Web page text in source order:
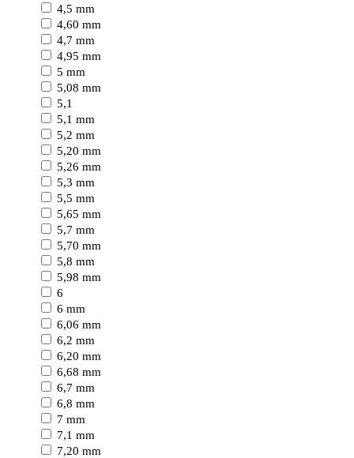
4,5 mm
4,60 mm
4,7 mm
4,95 mm
5 mm
5,08 mm
5,1
5,1 mm
5,2 mm
5,20 mm
5,26 mm
5,3 mm
5,5 mm
5,65 mm
5,7 mm
5,70 mm
5,8 mm
5,98 mm
6
6 mm
6,06 mm
6,2 mm
6,20 mm
6,68 mm
6,7 mm
6,8 mm
7 mm
7,1 mm
7,20 mm